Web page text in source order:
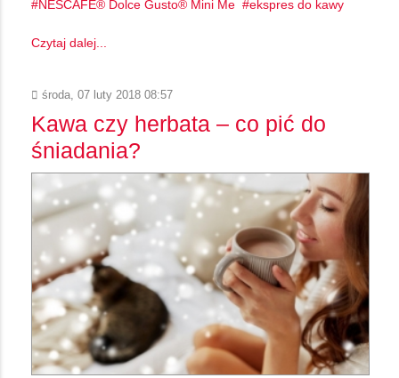
NESCAFÉ® Dolce Gusto® Mini Me ekspres do kawy
Czytaj dalej...
środa, 07 luty 2018 08:57
Kawa czy herbata – co pić do
śniadania?